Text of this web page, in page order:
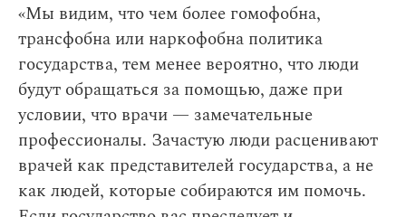
«Мы видим, что чем более гомофобна,
трансфобна или наркофобна политика
государства, тем менее вероятно, что люди
будут обращаться за помощью, даже при
условии, что врачи — замечательные
профессионалы. Зачастую люди расценивают
врачей как представителей государства, а не
как людей, которые собираются им помочь.